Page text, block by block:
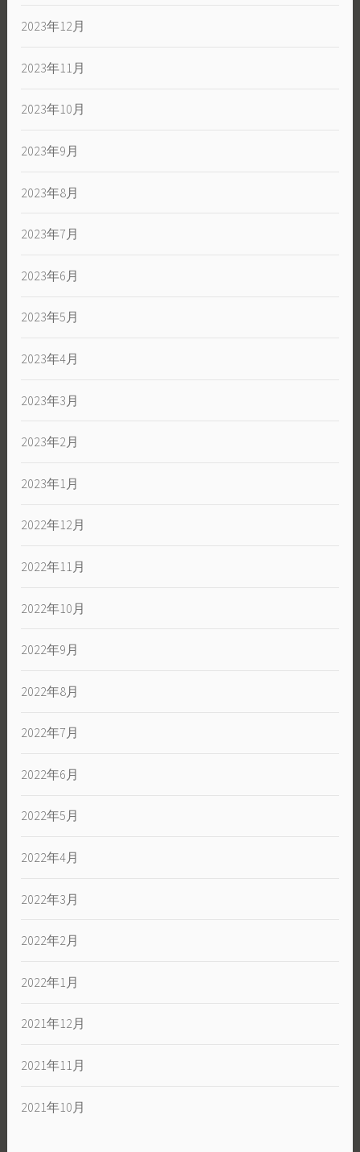
2023年12月
2023年11月
2023年10月
2023年9月
2023年8月
2023年7月
2023年6月
2023年5月
2023年4月
2023年3月
2023年2月
2023年1月
2022年12月
2022年11月
2022年10月
2022年9月
2022年8月
2022年7月
2022年6月
2022年5月
2022年4月
2022年3月
2022年2月
2022年1月
2021年12月
2021年11月
2021年10月